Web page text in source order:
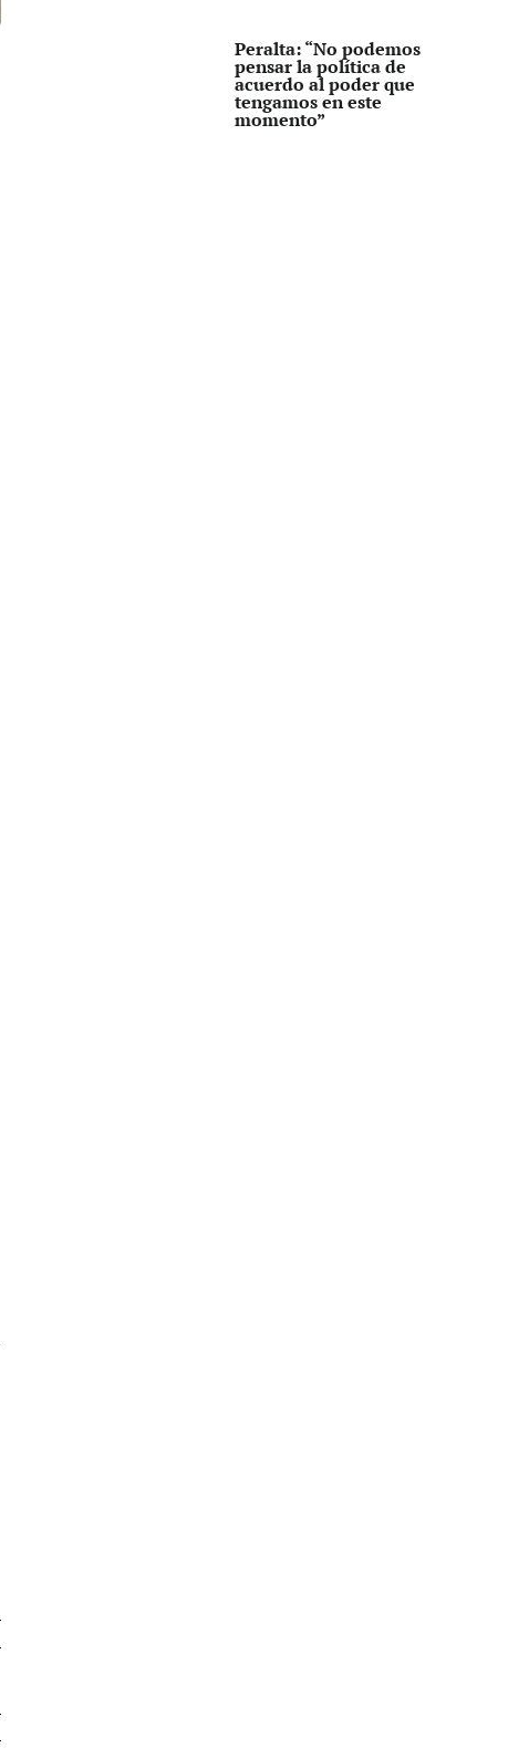
Peralta: “No podemos
pensar la política de
acuerdo al poder que
tengamos en este
momento”